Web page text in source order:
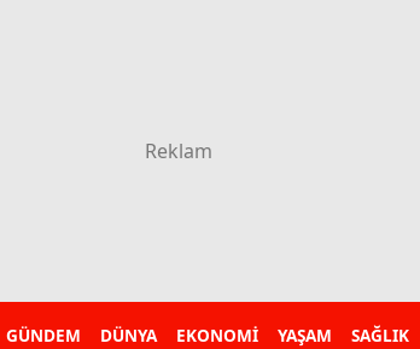
GÜNDEM DÜNYA EKONOMİ YAŞAM SAĞLIK